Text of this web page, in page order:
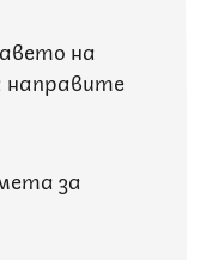
на
за